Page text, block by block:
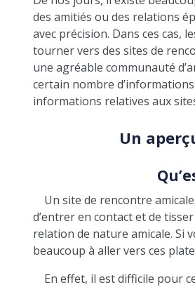
des amitiés ou des relations
avec précision. Dans ces cas,
tourner vers des sites de
une agréable communauté
certain nombre
informations relatives aux
Un
Un site de rencontre
d’entrer en contact et de
relation de nature amicale. Si
beaucoup à aller vers ces
En effet, il est difficile pour